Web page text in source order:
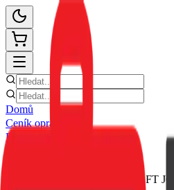
Domů
Ceník oprav
E-shop